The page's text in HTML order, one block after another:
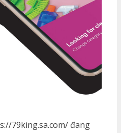
79king.sa.com/ đang